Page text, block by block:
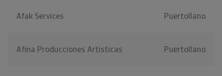
Afak Services Puertollano
Afina Producciones Artisticas Puertollano